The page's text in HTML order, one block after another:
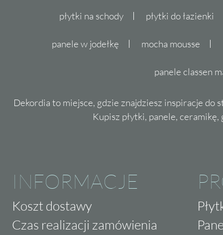
płytki na schody płytki do łazienki
panele w jodełkę mocha mousse
panele classen
Dekordia to miejsce, gdzie znajdziesz inspiracje do
Kupisz płytki, panele,
INFORMACJE
Koszt dostawy
Czas realizacji zamówienia